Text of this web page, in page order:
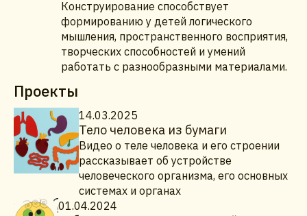
Конструирование способствует
формированию у детей логического
мышления, пространственного восприятия,
творческих способностей и умений
работать с разнообразными материалами.
Проекты
14.03.2025
Тело человека из бумаги
Видео о теле человека и его строении
рассказывает об устройстве
человеческого организма, его основных
системах и органах
01.04.2024